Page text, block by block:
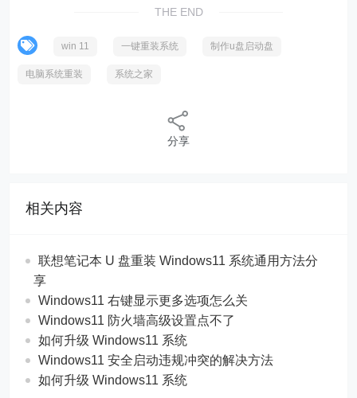
THE END
win 11 一键重装系统 制作u盘启动盘
电脑系统重装 系统之家
分享
相关内容
联想笔记本 U 盘重装 Windows11 系统通用方法分
享
Windows11 右键显示更多选项怎么关
Windows11 防火墙高级设置点不了
如何升级 Windows11 系统
Windows11 安全启动违规冲突的解决方法
如何升级 Windows11 系统